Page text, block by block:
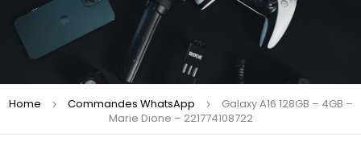
Home Commandes WhatsApp
Galaxy A16 128GB – 4GB –
Marie Dione – 221774108722